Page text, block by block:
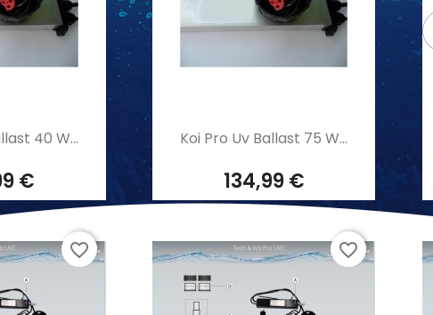
rapide
40 W...
€
Aperçu rapide
Koi Pro Uv Ballast 75 W...
134,99 €
favorite_border favorite_border